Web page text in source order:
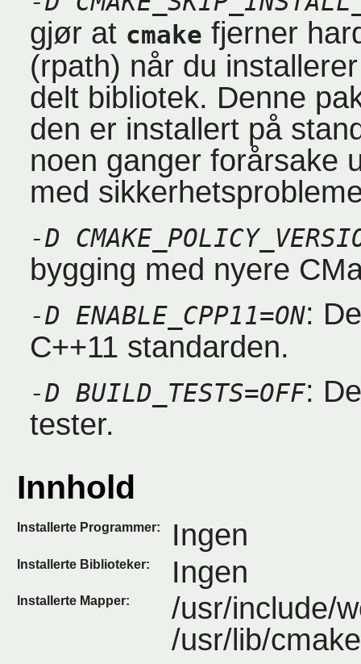
gjør at cmake fjerner
(rpath) når du
delt bibliotek. Denne
den er installert på
noen ganger forårsake
med
-D
bygging med nyere
-D ENABLE_CPP11=ON:
C++11 standarden.
-D BUILD_TESTS=OFF:
tester.
Innhold
Installerte Programmer: Ingen
Installerte Biblioteker: Ingen
Installerte Mapper:
/usr/include/
/usr/lib/